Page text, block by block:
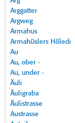
Arggatter
Argweg
Armahus
Armahüslers Höledi
Au
Au, ober -
Au, under -
Äuli
Äuligraba
Äulistrasse
Austrasse